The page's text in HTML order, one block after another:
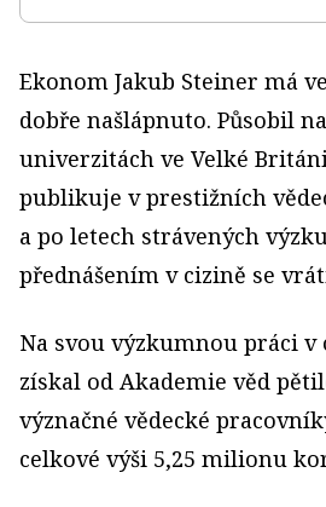
Ekonom Jakub Steiner má
dobře našlápnuto. Působil
univerzitách ve Velké
publikuje v prestižních
a po letech strávených
přednášením v cizině se
Na svou výzkumnou práci
získal od Akademie věd
význačné vědecké
celkové výši 5,25 milionu